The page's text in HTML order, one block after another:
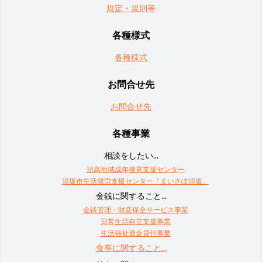
規定・規則等
各種様式
各種様式
お問合せ先
お問合せ先
各種事業
相談をしたい...
須高地域成年後見支援センター
須坂市生活就労支援センター「まいさぽ須坂」
金銭に関すること...
金銭管理・財産保全サービス事業
日常生活自立支援事業
生活福祉資金貸付事業
食事に関すること...